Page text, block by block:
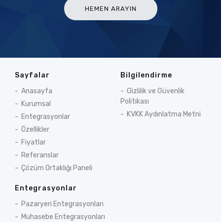
HEMEN ARAYIN
Sayfalar
Anasayfa
Kurumsal
Entegrasyonlar
Özellikler
Fiyatlar
Referanslar
Çözüm Ortaklığı Paneli
Bilgilendirme
Gizlilik ve Güvenlik
Politikası
KVKK Aydınlatma Metni
Entegrasyonlar
Pazaryeri Entegrasyonları
Muhasebe Entegrasyonları